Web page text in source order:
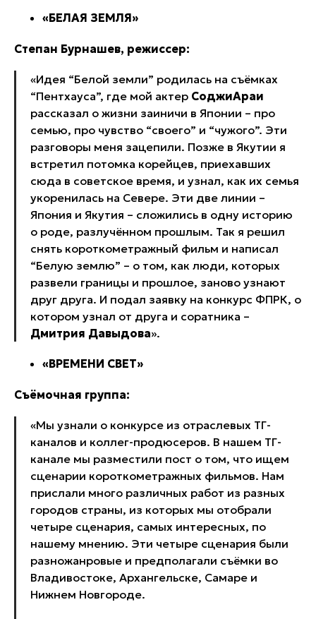
«БЕЛАЯ ЗЕМЛЯ»
Степан Бурнашев, режиссер:
«Идея “Белой земли” родилась на съёмках
“Пентхауса”, где мой актер СоджиАраи
рассказал о жизни заиничи в Японии – про
семью, про чувство “своего” и “чужого”. Эти
разговоры меня зацепили. Позже в Якутии я
встретил потомка корейцев, приехавших
сюда в советское время, и узнал, как их семья
укоренилась на Севере. Эти две линии –
Япония и Якутия – сложились в одну историю
о роде, разлучённом прошлым. Так я решил
снять короткометражный фильм и написал
“Белую землю” – о том, как люди, которых
развели границы и прошлое, заново узнают
друг друга. И подал заявку на конкурс ФПРК, о
котором узнал от друга и соратника –
Дмитрия Давыдова».
«ВРЕМЕНИ СВЕТ»
Съёмочная группа:
«Мы узнали о конкурсе из отраслевых ТГ-
каналов и коллег-продюсеров. В нашем ТГ-
канале мы разместили пост о том, что ищем
сценарии короткометражных фильмов. Нам
прислали много различных работ из разных
городов страны, из которых мы отобрали
четыре сценария, самых интересных, по
нашему мнению. Эти четыре сценария были
разножанровые и предполагали съёмки во
Владивостоке, Архангельске, Самаре и
Нижнем Новгороде.